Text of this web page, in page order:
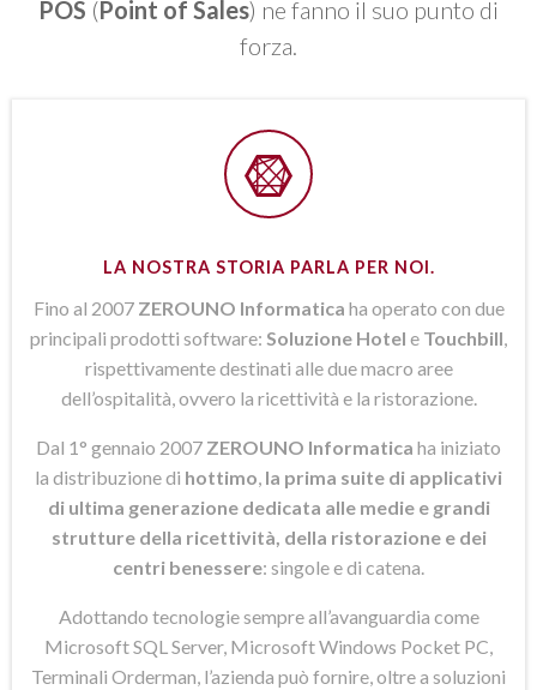
POS (Point of Sales) ne fanno il suo punto di
forza.
LA NOSTRA STORIA PARLA PER NOI.
Fino al 2007 ZEROUNO Informatica ha operato con due
principali prodotti software: Soluzione Hotel e Touchbill
rispettivamente destinati alle due macro aree
dell’ospitalità, ovvero la ricettività e la ristorazione.
Dal 1° gennaio 2007 ZEROUNO Informatica ha iniziato
la distribuzione di hottimo la prima suite di applicativi
di ultima generazione dedicata alle medie e grandi
strutture della ricettività, della ristorazione e dei
centri benessere: singole e di catena.
Adottando tecnologie sempre all’avanguardia come
Microsoft SQL Server, Microsoft Windows Pocket PC,
Terminali Orderman, l’azienda può fornire, oltre a soluzioni